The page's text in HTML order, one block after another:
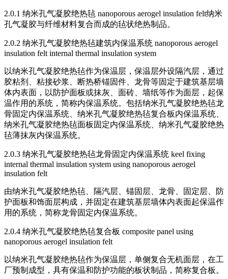
2.0.1 纳米孔气凝胶绝热毡 nanoporous aerogel insulation felt纳米
孔气凝胶与纤维材料复合而成的毡状绝热制品。
2.0.2 纳米孔气凝胶绝热毡建筑内保温系统 nanoporous aerogel
insulation felt internal thermal insulation system
以纳米孔气凝胶绝热毡作为保温层，保温层外设隔汽层，通过
胶粘剂、粘接砂浆、断热桥锚固件、龙骨等固定于建筑基层墙
体内表面，以防护面板或抹灰、面砖、墙纸等作为面层，起保
温作用的系统，简称内保温系统。包括纳米孔气凝胶绝热毡龙
骨固定内保温系统、纳米孔气凝胶绝热毡复合板内保温系统、
纳米孔气凝胶绝热毡面板固定内保温系统、纳米孔气凝胶绝热
毡薄抹灰内保温系统。
2.0.3 纳米孔气凝胶绝热毡龙骨固定内保温系统 keel fixing
internal thermal insulation system using nanoporous aerogel
insulation felt
由纳米孔气凝胶绝热毡、隔汽层、锚固层、龙骨、固定层、防
护面板和饰面层构成，并固定在建筑基层墙体内表面起保温作
用的系统，简称龙骨固定内保温系统。
2.0.4 纳米孔气凝胶绝热毡复合板 composite panel using
nanoporous aerogel insulation felt
以纳米孔气凝胶绝热毡作为保温层，单侧复合无机面层，在工
厂预制成型，具有保温和防护功能的板状制品，简称复合板。